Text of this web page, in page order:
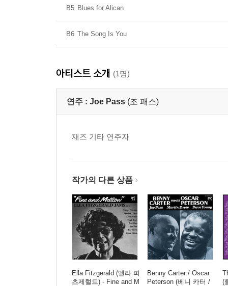
B5 Blues for Alican
B6 The Song Is You
아티스트 소개 (1명)
연주 : Joe Pass (조 패스)
재즈 기타 연주자
작가의 다른 상품
Ella Fitzgerald (엘라 피
츠제럴드) - Fine and M
Benny Carter / Oscar
Peterson (베니 카터 /
(